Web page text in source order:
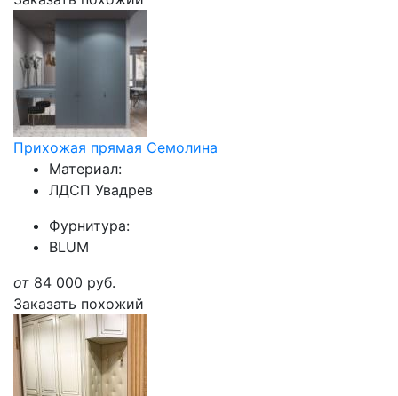
Прихожая прямая Семолина
Материал:
ЛДСП Увадрев
Фурнитура:
BLUM
от 84 000 руб.
Заказать похожий